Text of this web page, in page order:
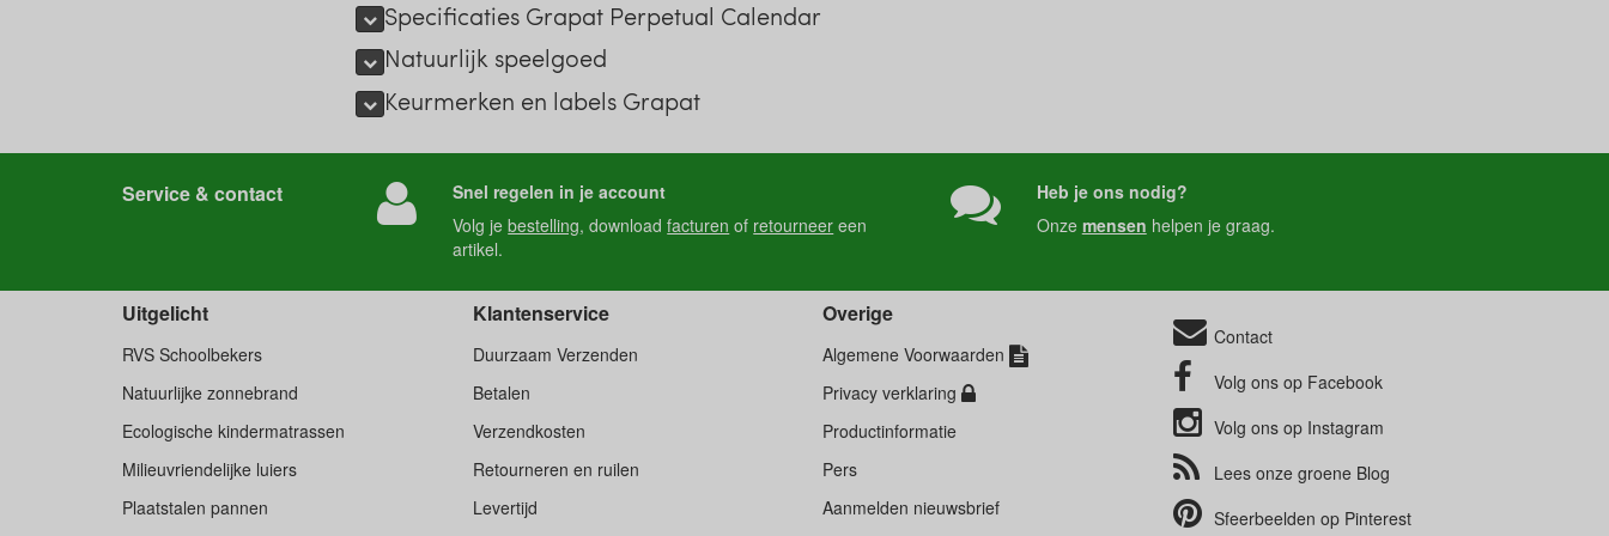
Specificaties Grapat Perpetual Calendar
Natuurlijk speelgoed
Keurmerken en labels Grapat
Service & contact
Snel regelen in je account
Volg jebestelling, downloadfacturen of retourneer een
artikel.
Heb je ons nodig?
Onze mensen helpen je graag.
Klantenservice
Duurzaam Verzenden
Betalen
Verzendkosten
Retourneren en ruilen
Levertijd
Uitgelicht
RVS Schoolbekers
Natuurlijke zonnebrand
Ecologische kindermatrassen
Milieuvriendelijke luiers
Plaatstalen pannen
Overige
Algemene Voorwaarden
Privacy verklaring
Productinformatie
Pers
Aanmelden nieuwsbrief
Contact
Volg ons op Facebook
Volg ons op Instagram
Lees onze groene Blog
Sfeerbeelden op Pinterest